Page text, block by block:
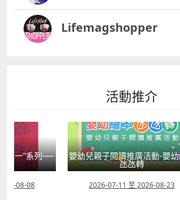
Lifemagshopper
活動推介
第一”系列──
08-08
嬰幼兒親子閱讀推廣活動-嬰
氹氹轉
2026-07-11 至 2026-08-23